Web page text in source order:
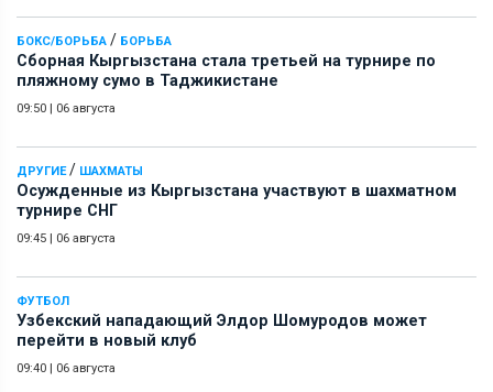
БОКС/БОРЬБА / БОРЬБА
Сборная Кыргызстана стала третьей на турнире по
пляжному сумо в Таджикистане
09:50 | 06 августа
ДРУГИЕ/ ШАХМАТЫ
Осужденные из Кыргызстана участвуют в шахматном
турнире СНГ
09:45 | 06 августа
ФУТБОЛ
Узбекский нападающий Элдор Шомуродов может
перейти в новый клуб
09:40 | 06 августа